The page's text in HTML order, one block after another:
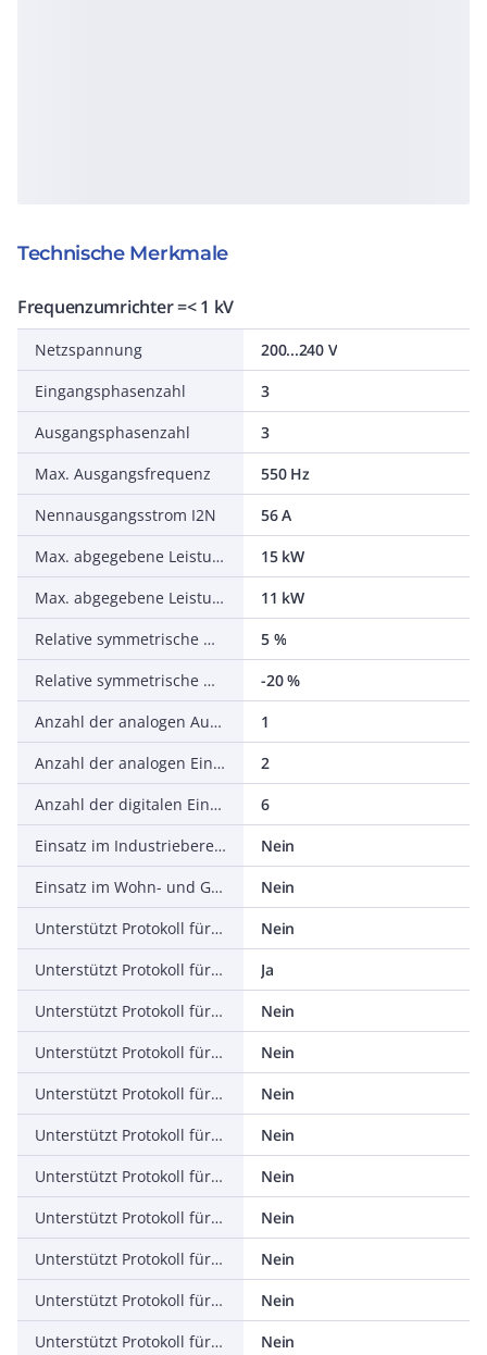
Technische Merkmale
Frequenzumrichter =< 1 kV
Netzspannung
200...240 V
Eingangsphasenzahl
3
Ausgangsphasenzahl
3
Max. Ausgangsfrequenz
550 Hz
Nennausgangsstrom I2N
56 A
Max. abgegebene Leistung bei quadrat. Belastung bei Bemessungsausgangsspannung
15 kW
Max. abgegebene Leistung bei linearer Belastung bei Bemessungsausgangsspannung
11 kW
Relative symmetrische Netzfrequenztoleranz
5 %
Relative symmetrische Netzspannungstoleranz
-20 %
Anzahl der analogen Ausgänge
1
Anzahl der analogen Eingänge
2
Anzahl der digitalen Eingänge
6
Einsatz im Industriebereich zulässig
Nein
Einsatz im Wohn- und Gewerbebereich zulässig
Nein
Unterstützt Protokoll für TCP/IP
Nein
Unterstützt Protokoll für PROFIBUS
Ja
Unterstützt Protokoll für CAN
Nein
Unterstützt Protokoll für INTERBUS
Nein
Unterstützt Protokoll für ASI
Nein
Unterstützt Protokoll für KNX
Nein
Unterstützt Protokoll für Modbus
Nein
Unterstützt Protokoll für Data-Highway
Nein
Unterstützt Protokoll für DeviceNet
Nein
Unterstützt Protokoll für SUCONET
Nein
Unterstützt Protokoll für LON
Nein